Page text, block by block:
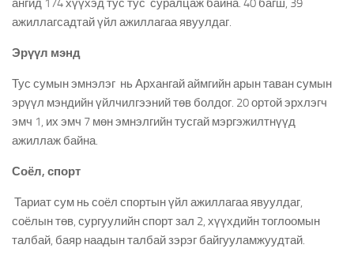
ажиллагсадтай үйл ажиллагаа явуулдаг.
Эрүүл мэнд
Тус сумын эмнэлэг нь Архангай аймгийн арын таван сумын
эрүүл мэндийн үйлчилгээний төв болдог. 20 ортой эрхлэгч
эмч 1, их эмч 7 мөн эмнэлгийн тусгай мэргэжилтнүүд
ажиллаж байна.
Соёл, спорт
Тариат сум нь соёл спортын үйл ажиллагаа явуулдаг,
соёлын төв, сургуулийн спорт зал 2, хүүхдийн тоглоомын
талбай, баяр наадын талбай зэрэг байгууламжуудтай.